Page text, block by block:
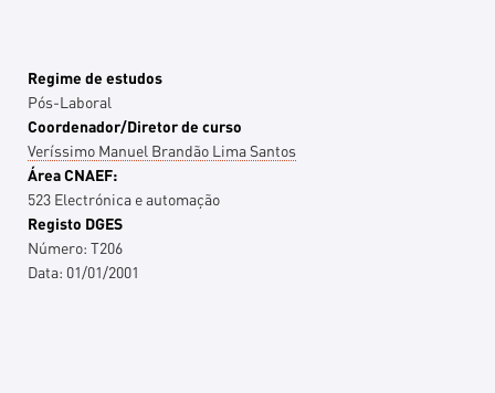
Regime de estudos
Pós-Laboral
Coordenador/Diretor de curso
Veríssimo Manuel Brandão Lima Santos
Área CNAEF:
523 Electrónica e automação
Registo DGES
Número: T206
Data: 01/01/2001